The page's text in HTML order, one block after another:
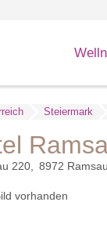
Steiermark
220 8972 Ramsau